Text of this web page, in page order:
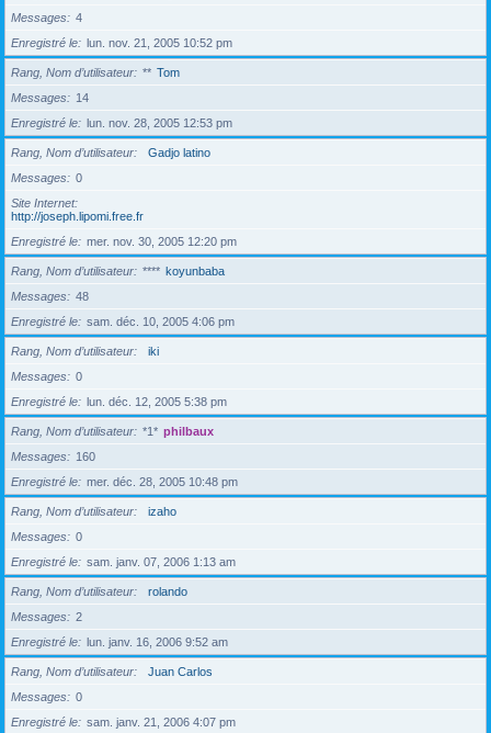
Messages
4
Enregistré le
lun. nov. 21, 2005 10:52 pm
Rang, Nom d’utilisateur ** Tom
Messages
14
Enregistré le
lun. nov. 28, 2005 12:53 pm
Rang, Nom d’utilisateur
Gadjo latino
Messages
0
Site Internet
http://joseph.lipomi.free.fr
Enregistré le
mer. nov. 30, 2005 12:20 pm
Rang, Nom d’utilisateur **** koyunbaba
Messages
48
Enregistré le
sam. déc. 10, 2005 4:06 pm
Rang, Nom d’utilisateur
iki
Messages
0
Enregistré le
lun. déc. 12, 2005 5:38 pm
Rang, Nom d’utilisateur *1* philbaux
Messages
160
Enregistré le
mer. déc. 28, 2005 10:48 pm
Rang, Nom d’utilisateur
izaho
Messages
0
Enregistré le
sam. janv. 07, 2006 1:13 am
Rang, Nom d’utilisateur
rolando
Messages
2
Enregistré le
lun. janv. 16, 2006 9:52 am
Rang, Nom d’utilisateur
Juan Carlos
Messages
0
Enregistré le
sam. janv. 21, 2006 4:07 pm